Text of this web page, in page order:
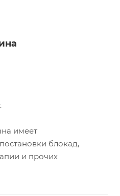
имеет
блокад,
и прочих